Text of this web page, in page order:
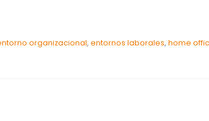
organizacional, entornos laborales, home